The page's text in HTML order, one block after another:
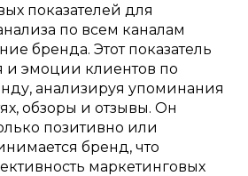
показателей для
по всем каналам
бренда. Этот показатель
и эмоции клиентов по
анализируя упоминания
обзоры и отзывы. Он
позитивно или
бренд, что
маркетинговых